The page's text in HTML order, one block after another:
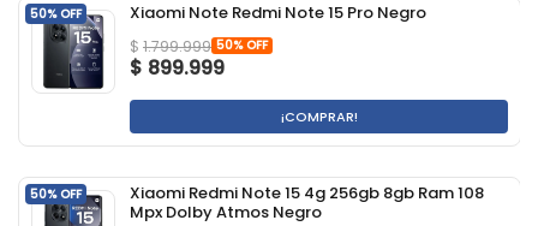
50% OFF Xiaomi Note Redmi Note 15 Pro Negro
$ 1.799.999 50% OFF
$ 899.999
¡COMPRAR!
50% OFF
Xiaomi Redmi Note 15 4g 256gb 8gb Ram 108
Mpx Dolby Atmos Negro